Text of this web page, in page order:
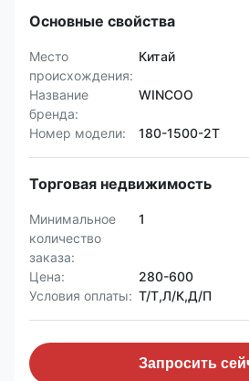
Основные свойства
Место
происхождения:
Китай
Название
бренда:
WINCOO
Номер модели: 180-1500-2Т
Торговая недвижимость
Минимальное
количество
заказа:
1
Цена:
280-600
Условия оплаты: Т/Т,Л/К,Д/П
Запросить